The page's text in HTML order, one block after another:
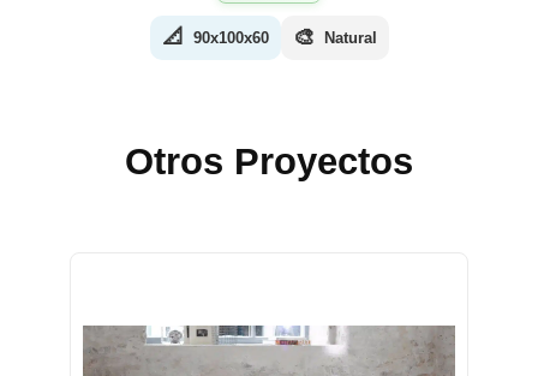
📐 90x100x60 🎨 Natural
Otros Proyectos